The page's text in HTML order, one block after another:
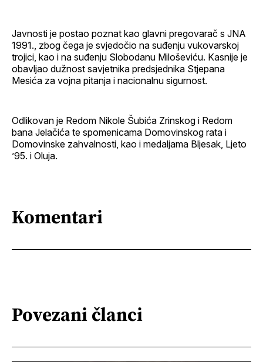
Javnosti je postao poznat kao glavni pregovarač s JNA
1991., zbog čega je svjedočio na suđenju vukovarskoj
trojici, kao i na suđenju Slobodanu Miloševiću. Kasnije je
obavljao dužnost savjetnika predsjednika Stjepana
Mesića za vojna pitanja i nacionalnu sigurnost.
Odlikovan je Redom Nikole Šubića Zrinskog i Redom
bana Jelačića te spomenicama Domovinskog rata i
Domovinske zahvalnosti, kao i medaljama Bljesak, Ljeto
’95. i Oluja.
Komentari
Povezani članci